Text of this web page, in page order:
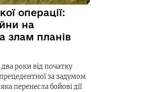
операції:
на
злам планів
роки від початку
за задумом
перенесла бойові дії